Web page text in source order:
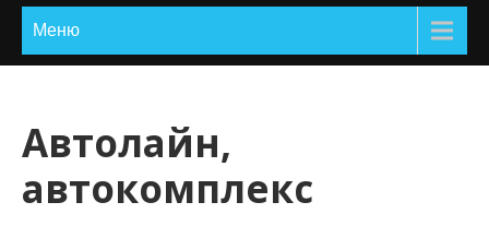
Меню
Автолайн,
автокомплекс